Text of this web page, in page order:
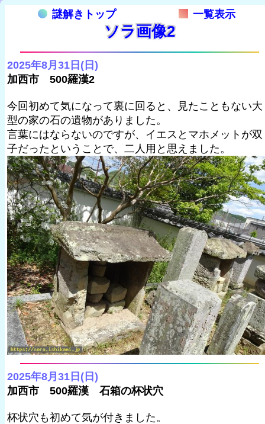
謎解きトップ 一覧表示
ソラ画像2
2025年8月31日(日)
加西市 500羅漢2
今回初めて気になって裏に回ると、見たこともない大
型の家の石の遺物がありました。
言葉にはならないのですが、イエスとマホメットが双
子だったということで、二人用と思えました。
2025年8月31日(日)
加西市 500羅漢 石箱の杯状穴
杯状穴も初めて気が付きました。